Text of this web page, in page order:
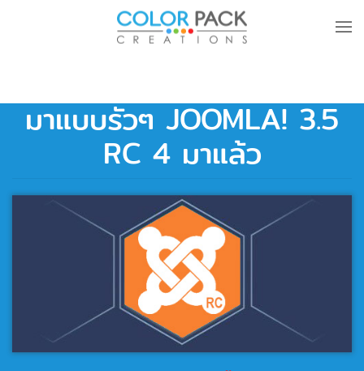
Skip to main content
มาแบบรัวๆ JOOMLA! 3.5
RC 4 มาแล้ว